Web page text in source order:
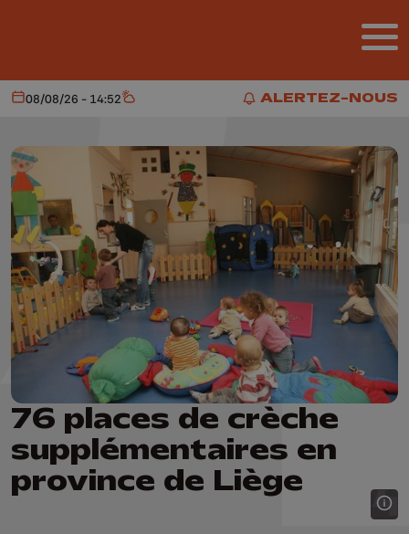
ALERTEZ-NOUS
ALERTEZ-NOUS
Aujourd'hui
08/08/26 - 14:52 Météo
76 places de crèche
supplémentaires en
province de Liège